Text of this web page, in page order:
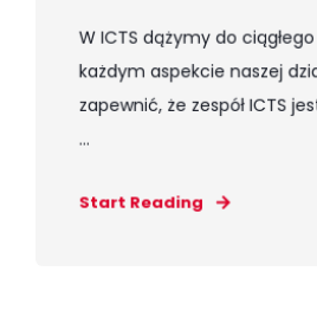
W ICTS dążymy do
każdym aspekcie naszej
zapewnić, że zespół ICTS
...
Start Reading